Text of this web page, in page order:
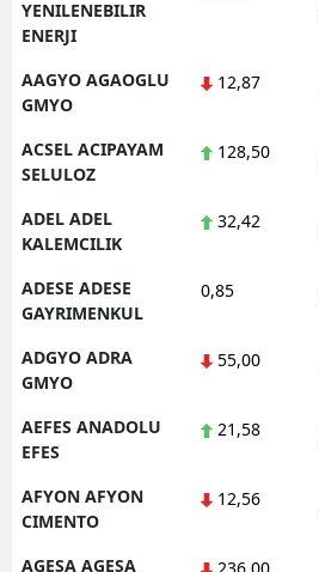
YENILENEBILIR
ENERJI
AAGYO AGAOGLU
GMYO
12,87
ACSEL ACIPAYAM
SELULOZ
128,50
ADEL ADEL
KALEMCILIK
32,42
ADESE ADESE
GAYRIMENKUL
0,85
ADGYO ADRA
GMYO
55,00
AEFES ANADOLU
EFES
21,58
AFYON AFYON
CIMENTO
12,56
AGESA AGESA